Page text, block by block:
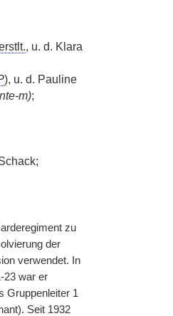
, u. d. Klara
), u. d. Pauline
m);
zu
der
verwendet. In
23 war er
Gruppenleiter 1
Seit 1932